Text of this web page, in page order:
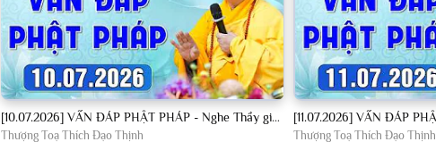
[10.07.2026] VẤN ĐÁP PHẬT PHÁP - Nghe Thầy giảng Pháp mỗi ngày CÔNG ĐỨC VÔ LƯỢNG│TT. Thích Đạo Thịnh
Thượng Toạ Thích Đạo Thịnh Thượng Toạ Thích Đạo Thịnh